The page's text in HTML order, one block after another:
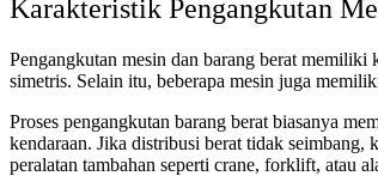
Karakteristik Pengangkutan
Pengangkutan mesin dan barang berat
simetris. Selain itu, beberapa mesin juga
Proses pengangkutan barang berat biasanya
kendaraan. Jika distribusi berat tidak seimbang,
peralatan tambahan seperti crane, forklift, atau